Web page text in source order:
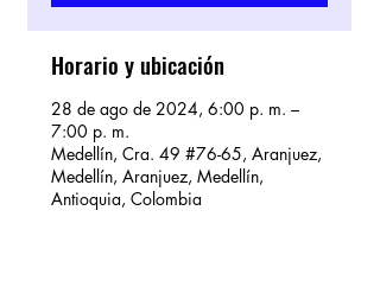
Horario y ubicación
28 de ago de 2024, 6:00 p. m. –
7:00 p. m.
Medellín, Cra. 49 #76-65, Aranjuez,
Medellín, Aranjuez, Medellín,
Antioquia, Colombia